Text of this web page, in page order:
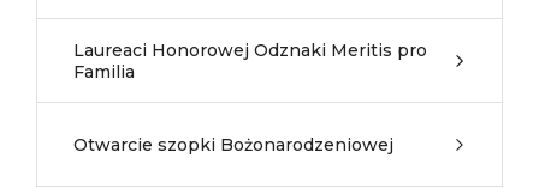
Laureaci Honorowej Odznaki Meritis pro
Familia
Otwarcie szopki Bożonarodzeniowej